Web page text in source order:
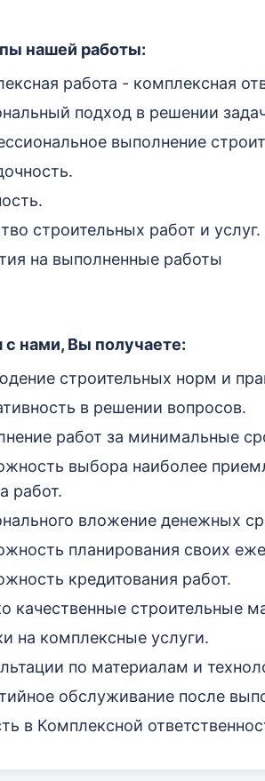
нашей работы:
работа - комплексная
подход в решении
выполнение
строительных работ и услуг.
на выполненные работы
с нами, Вы получаете:
строительных норм и
в решении вопросов.
работ за минимальные
выбора наиболее
работ.
вложение денежных
планирования своих
кредитования работ.
качественные строительные
на комплексные услуги.
по материалам и
обслуживание после
в Комплексной